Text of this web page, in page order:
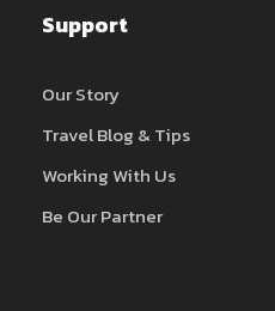
Support
Our Story
Travel Blog & Tips
Working With Us
Be Our Partner